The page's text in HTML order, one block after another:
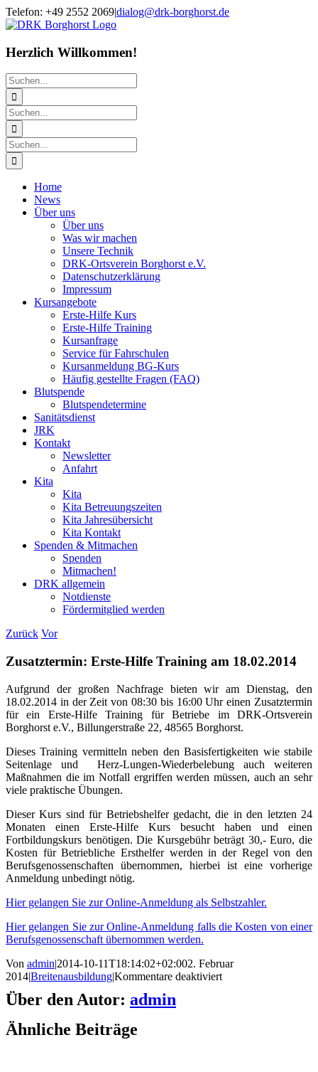
Zum
Inhalt
Telefon: +49 2552 2069|dialog@drk-borghorst.de
Herzlich Willkommen!
Suche
nach:
Suche
nach:
Suche
nach:
Home
News
Über uns
Über uns
Was wir machen
Unsere Technik
DRK-Ortsverein Borghorst e.V.
Datenschutzerklärung
Impressum
Kursangebote
Erste-Hilfe Kurs
Erste-Hilfe Training
Kursanfrage
Service für Fahrschulen
Kursanmeldung BG-Kurs
Häufig gestellte Fragen (FAQ)
Blutspende
Blutspendetermine
Sanitätsdienst
JRK
Kontakt
Newsletter
Anfahrt
Kita
Kita
Kita Betreuungszeiten
Kita Jahresübersicht
Kita Kontakt
Spenden & Mitmachen
Spenden
Mitmachen!
DRK allgemein
Notdienste
Fördermitglied werden
Zurück Vor
Zusatztermin: Erste-Hilfe Training am 18.02.2014
Aufgrund der großen Nachfrage bieten wir am Dienstag, den
18.02.2014 in der Zeit von 08:30 bis 16:00 Uhr einen Zusatztermin
für ein Erste-Hilfe Training für Betriebe im DRK-Ortsverein
Borghorst e.V., Billungerstraße 22, 48565 Borghorst.
Dieses Training vermitteln neben den Basisfertigkeiten wie stabile
Seitenlage und Herz-Lungen-Wiederbelebung auch weiteren
Maßnahmen die im Notfall ergriffen werden müssen, auch an sehr
viele praktische Übungen.
Dieser Kurs sind für Betriebshelfer gedacht, die in den letzten 24
Monaten einen Erste-Hilfe Kurs besucht haben und einen
Fortbildungskurs benötigen. Die Kursgebühr beträgt 30,- Euro, die
Kosten für Betriebliche Ersthelfer werden in der Regel von den
Berufsgenossenschaften übernommen, hierbei ist eine vorherige
Anmeldung unbedingt nötig.
Hier gelangen Sie zur Online-Anmeldung als Selbstzahler.
Hier gelangen Sie zur Online-Anmeldung falls die Kosten von einer
Berufsgenossenschaft übernommen werden.
Von admin|2014-10-11T18:14:02+02:002. Februar
2014|Breitenausbildung|Kommentare deaktiviertfür
Über den Autor: admin
Ähnliche Beiträge